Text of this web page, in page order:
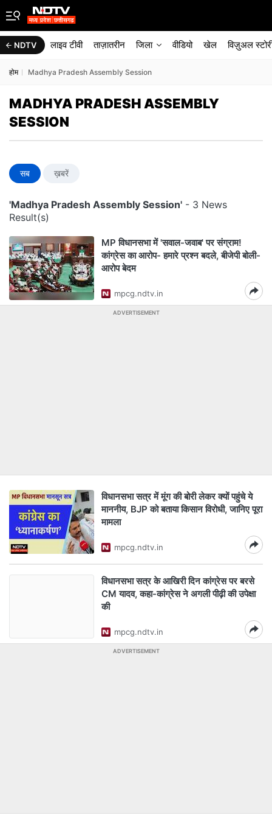
NDTV लाइव टीवी ताज़ातरीन जिला वीडियो खेल विज़ुअल
होम Madhya Pradesh Assembly Session
MADHYA PRADESH ASSEMBLY
SESSION
सब ख़बरें
'Madhya Pradesh Assembly Session' - 3 News
Result(s)
MP विधानसभा में 'सवाल-जवाब' पर संग्राम!
कांग्रेस का आरोप- हमारे प्रश्न बदले, बीजेपी बोली-
आरोप बेदम
mpcg.ndtv.in
ADVERTISEMENT
विधानसभा सत्र में मूंग की बोरी लेकर क्यों पहुंचे ये
माननीय, BJP को बताया किसान विरोधी, जानिए पूरा
मामला
mpcg.ndtv.in
विधानसभा सत्र के आखिरी दिन कांग्रेस पर बरसे
CM यादव, कहा-कांग्रेस ने अगली पीढ़ी की उपेक्षा
की
mpcg.ndtv.in
ADVERTISEMENT